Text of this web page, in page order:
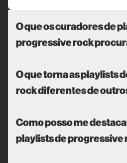
O que os curadores de
progressive rock
O que torna as playlists
rock diferentes de
Como posso me
playlists de progressive